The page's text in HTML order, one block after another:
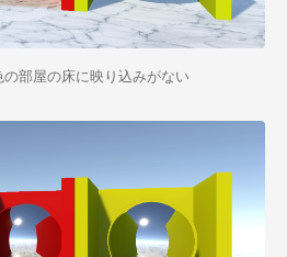
部屋の床に映り込みがない